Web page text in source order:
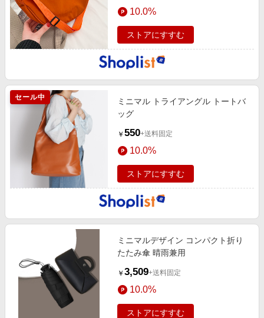
10.0%
ストアにすすむ
セール中
ミニマル トライアングル トートバ
ッグ
￥ 550+送料固定
10.0%
ストアにすすむ
ミニマルデザイン コンパクト折り
たたみ傘 晴雨兼用
￥ 3,509+送料固定
10.0%
ストアにすすむ